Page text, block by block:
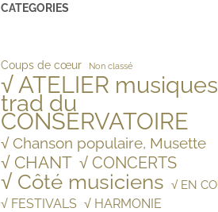
CATEGORIES
Coups de cœur Non classé
√ ATELIER musiques
trad du
CONSERVATOIRE
√ Chanson populaire, Musette
√ CHANT √ CONCERTS
√ Côté musiciens √ EN
√ FESTIVALS √ HARMONIE